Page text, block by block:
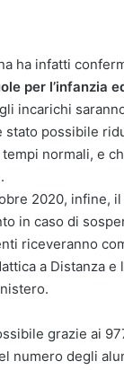
ha infatti
per l’infanzia
incarichi
stato possibile
normali, e
2020, infine,
in caso di
riceveranno
a Distanza
grazie ai
numero degli